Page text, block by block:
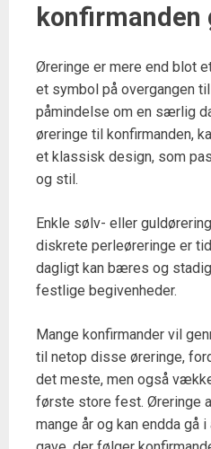
konfirmanden
Øreringe er mere end blot
et symbol på overgangen
påmindelse om en særlig
øreringe til konfirmanden,
et klassisk design, som
og stil.
Enkle sølv- eller
diskrete perleøreringe er
dagligt kan bæres og
festlige begivenheder.
Mange konfirmander vil
til netop disse øreringe,
det meste, men også
første store fest. Øreringe
mange år og kan endda gå